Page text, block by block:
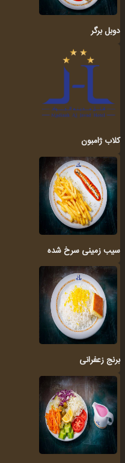
دوبل برگر
کلاب ژامبون
سیب زمینی سرخ شده
برنج زعفرانی